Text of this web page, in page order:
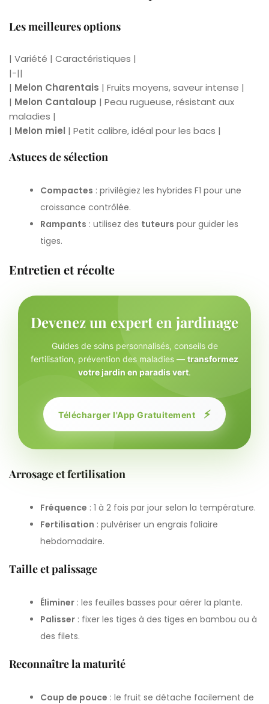
Les meilleures options
| Variété | Caractéristiques |
|-||
| Melon Charentais | Fruits moyens, saveur intense |
| Melon Cantaloup | Peau rugueuse, résistant aux
maladies |
| Melon miel | Petit calibre, idéal pour les bacs |
Astuces de sélection
Compactes : privilégiez les hybrides F1 pour une
croissance contrôlée.
Rampants : utilisez des tuteurs pour guider les
tiges.
Entretien et récolte
Devenez un expert en jardinage
Guides de soins personnalisés, conseils de
fertilisation, prévention des maladies — transformez
votre jardin en paradis vert.
Télécharger l'App Gratuitement ⚡
Arrosage et fertilisation
Fréquence : 1 à 2 fois par jour selon la température.
Fertilisation : pulvériser un engrais foliaire
hebdomadaire.
Taille et palissage
Éliminer : les feuilles basses pour aérer la plante.
Palisser : fixer les tiges à des tiges en bambou ou à
des filets.
Reconnaître la maturité
Coup de pouce : le fruit se détache facilement de